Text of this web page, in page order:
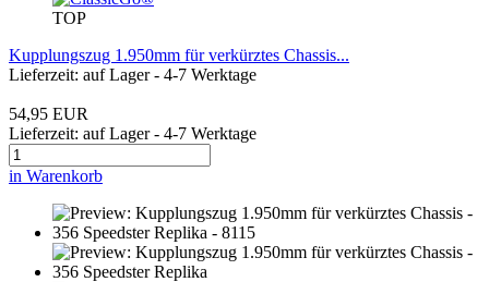
TOP
Kupplungszug 1.950mm für verkürztes Chassis...
Lieferzeit: auf Lager - 4-7 Werktage
54,95 EUR
Lieferzeit: auf Lager - 4-7 Werktage
in Warenkorb